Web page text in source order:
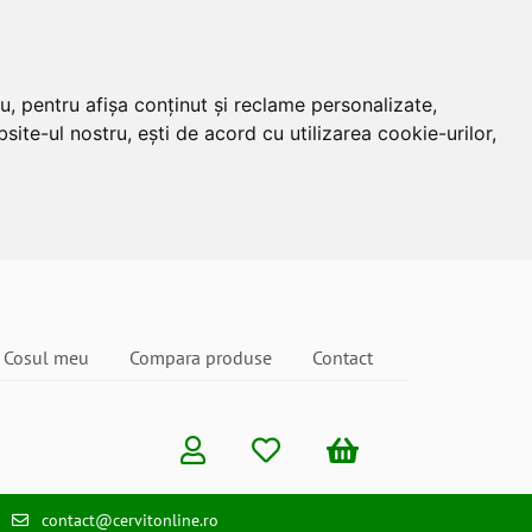
pentru afișa conținut și reclame personalizate,
ul nostru, ești de acord cu utilizarea cookie-urilor,
Cosul meu Compara produse Contact
contact@cervitonline.ro